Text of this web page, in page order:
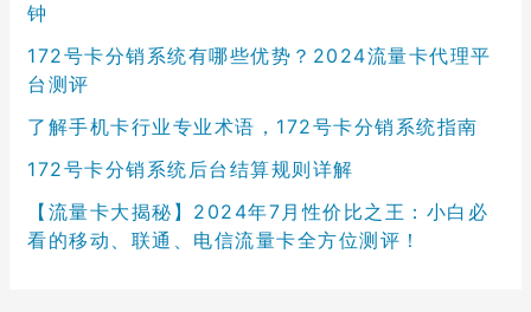
钟
172号卡分销系统有哪些优势？2024流量卡代理平
台测评
了解手机卡行业专业术语，172号卡分销系统指南
172号卡分销系统后台结算规则详解
【流量卡大揭秘】2024年7月性价比之王：小白必
看的移动、联通、电信流量卡全方位测评！